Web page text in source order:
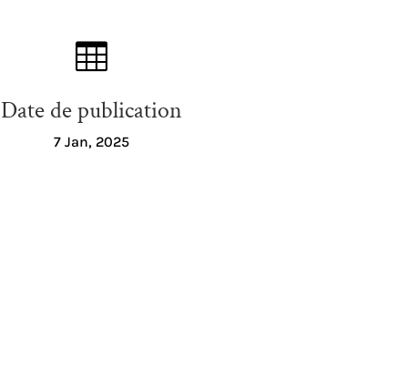

Date de publication
7 Jan, 2025